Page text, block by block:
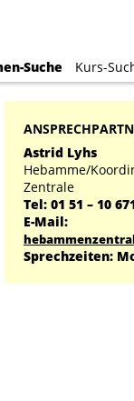
Suche Kurs-
Suche Kurs-
Astrid Lyhs
Hebamme/
Zentrale
Tel: 01 51 – 10
E-Mail:
Sprechzeiten: